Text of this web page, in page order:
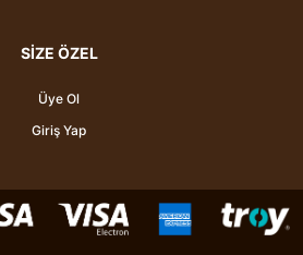
SİZE ÖZEL
Üye Ol
Giriş Yap